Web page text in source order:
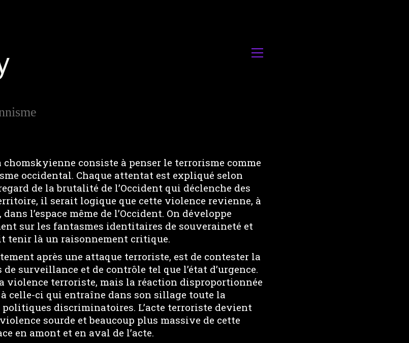
chomskyienne consiste à penser le terrorisme comme
occidental. Chaque attentat est expliqué selon
de la brutalité de l’Occident qui déclenche des
il serait logique que cette violence revienne, à
l’espace même de l’Occident. On développe
sur les fantasmes identitaires de souveraineté et
tenir là un raisonnement critique.
après une attaque terroriste, est de contester la
surveillance et de contrôle tel que l’état d’urgence.
violence terroriste, mais la réaction disproportionnée
celle-ci qui entraîne dans son sillage toute la
discriminatoires. L’acte terroriste devient
sourde et beaucoup plus massive de cette
en amont et en aval de l’acte.